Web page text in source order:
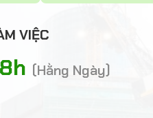
VIỆC
(Hằng Ngày)